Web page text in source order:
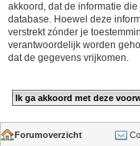
akkoord, dat de informatie
database. Hoewel deze
verstrekt zónder je
verantwoordelijk worden
dat de gegevens vrijkomen.
Forumoverzicht